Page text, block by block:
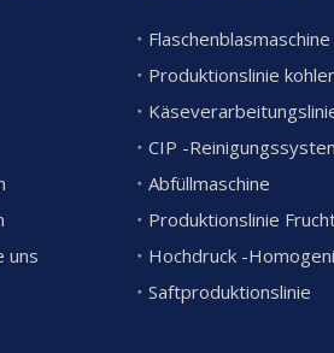
uns
Flaschenblasmaschine
CIP -
Abfüllmaschine
Produktionslinie
Hochdruck -
Saftproduktionslinie